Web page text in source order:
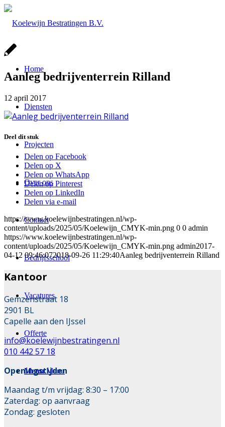
Home
Diensten
Projecten
Over ons
Contact
Bedrijfsschool
Vacatures
Offerte
Menu Menu
Aanleg bedrijventerrein Rilland
12 april 2017
Deel dit stuk
Delen op Facebook
Delen op X
Delen op WhatsApp
Delen op Pinterest
Delen op LinkedIn
Delen via e-mail
https://www.koelewijnbestratingen.nl/wp-
content/uploads/2025/05/Koelewijn_CMYK-min.png 0 0 admin
https://www.koelewijnbestratingen.nl/wp-
content/uploads/2025/05/Koelewijn_CMYK-min.png admin2017-
04-12 09:46:072018-09-26 11:29:40Aanleg bedrijventerrein Rilland
Kantoor
Gemzenstraat 18
2901 BL
Capelle aan den IJssel
info@koelewijnbestratingen.nl
010 442 57 18
Openingstijden
Maandag t/m vrijdag: 8:30 – 17:00
Zaterdag: op aanvraag
Zondag: gesloten